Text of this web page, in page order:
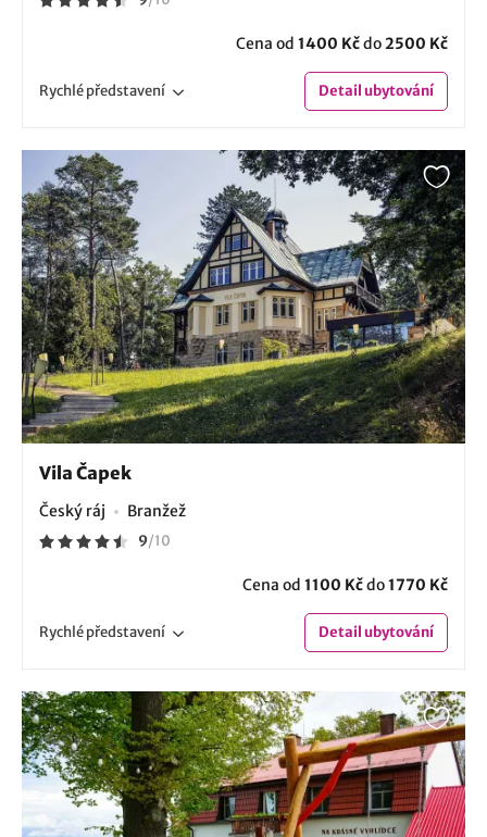
Cena od 1400 Kčdo2500 Kč
Rychlépředstavení Detailubytování
Vila Čapek
Český ráj Branžež
9/10
Cena od 1100 Kčdo1770 Kč
Rychlépředstavení Detailubytování